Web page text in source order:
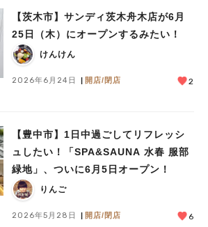
【茨木市】サンディ茨木舟木店が6月
25日（木）にオープンするみたい！
けんけん
2026年6月24日 開店/閉店 2
【豊中市】1日中過ごしてリフレッシ
ュしたい！「SPA&SAUNA 水春 服部
緑地」、ついに6月5日オープン！
りんご
2026年5月28日 開店/閉店 6
ふれあう #ランチ #カフェ #まとめ
事